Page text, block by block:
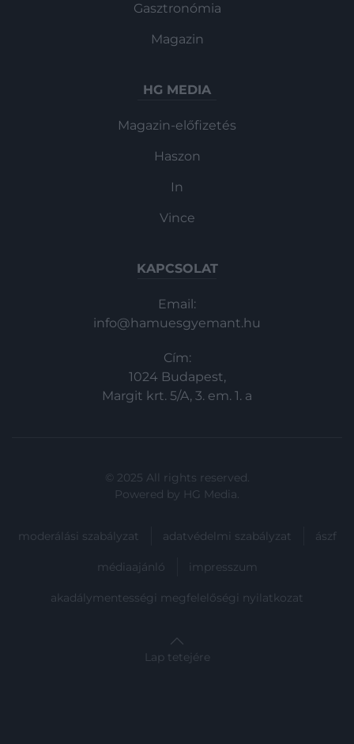
Gasztronómia
Magazin
HG MEDIA
Magazin-előfizetés
Haszon
In
Vince
KAPCSOLAT
Email:
info@hamuesgyemant.hu
Cím:
1024 Budapest,
Margit krt. 5/A, 3. em. 1. a
© 2025 All rights reserved.
Powered by HG Media.
moderálási szabályzat adatvédelmi szabályzat ászf
médiaajánló impresszum
akadálymentességi megfelelőségi nyilatkozat
Lap tetejére